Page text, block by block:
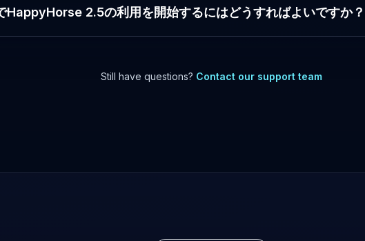
2.5の利用を開始するにはどうすればよいですか？
Still have questions? Contact our support team